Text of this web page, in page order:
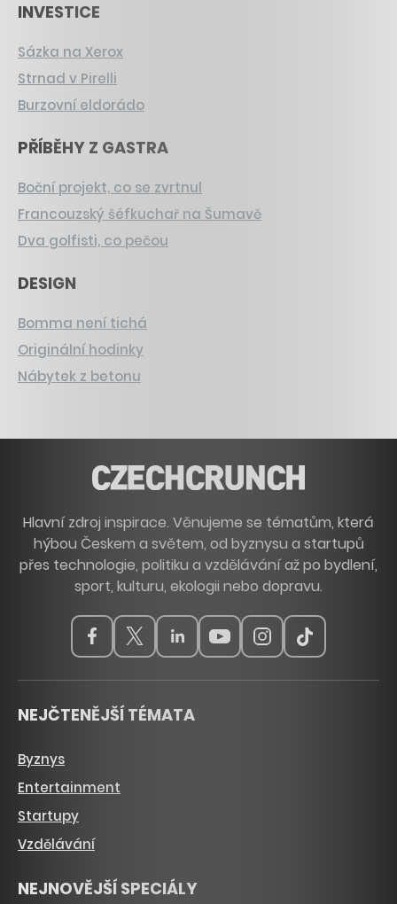
INVESTICE
Sázka na Xerox
Strnad v Pirelli
Burzovní eldorádo
PŘÍBĚHY Z GASTRA
Boční projekt, co se zvrtnul
Francouzský šéfkuchař na Šumavě
Dva golfisti, co pečou
DESIGN
Bomma není tichá
Originální hodinky
Nábytek z betonu
Hlavní zdroj inspirace. Věnujeme se tématům, která
hýbou Českem a světem, od byznysu a startupů
přes technologie, politiku a vzdělávání až po bydlení,
sport, kulturu, ekologii nebo dopravu.
NEJČTENĚJŠÍ TÉMATA
Byznys
Entertainment
Startupy
Vzdělávání
NEJNOVĚJŠÍ SPECIÁLY